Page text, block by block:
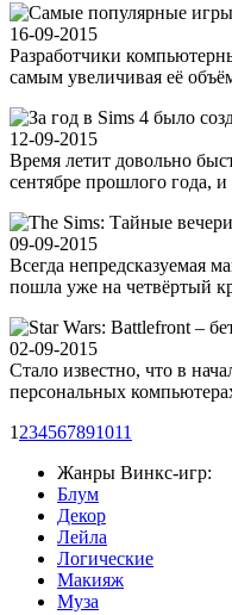
16-09-2015
Разработчики
самым увеличивая её
12-09-2015
Время летит довольно
сентябре прошлого года,
09-09-2015
Всегда непредсказуемая
пошла уже на четвёртый
02-09-2015
Стало известно, что в
персональных
1 234567891011
Жанры Винкс-игр:
Блум
Декор
Лейла
Логические
Макияж
Муза